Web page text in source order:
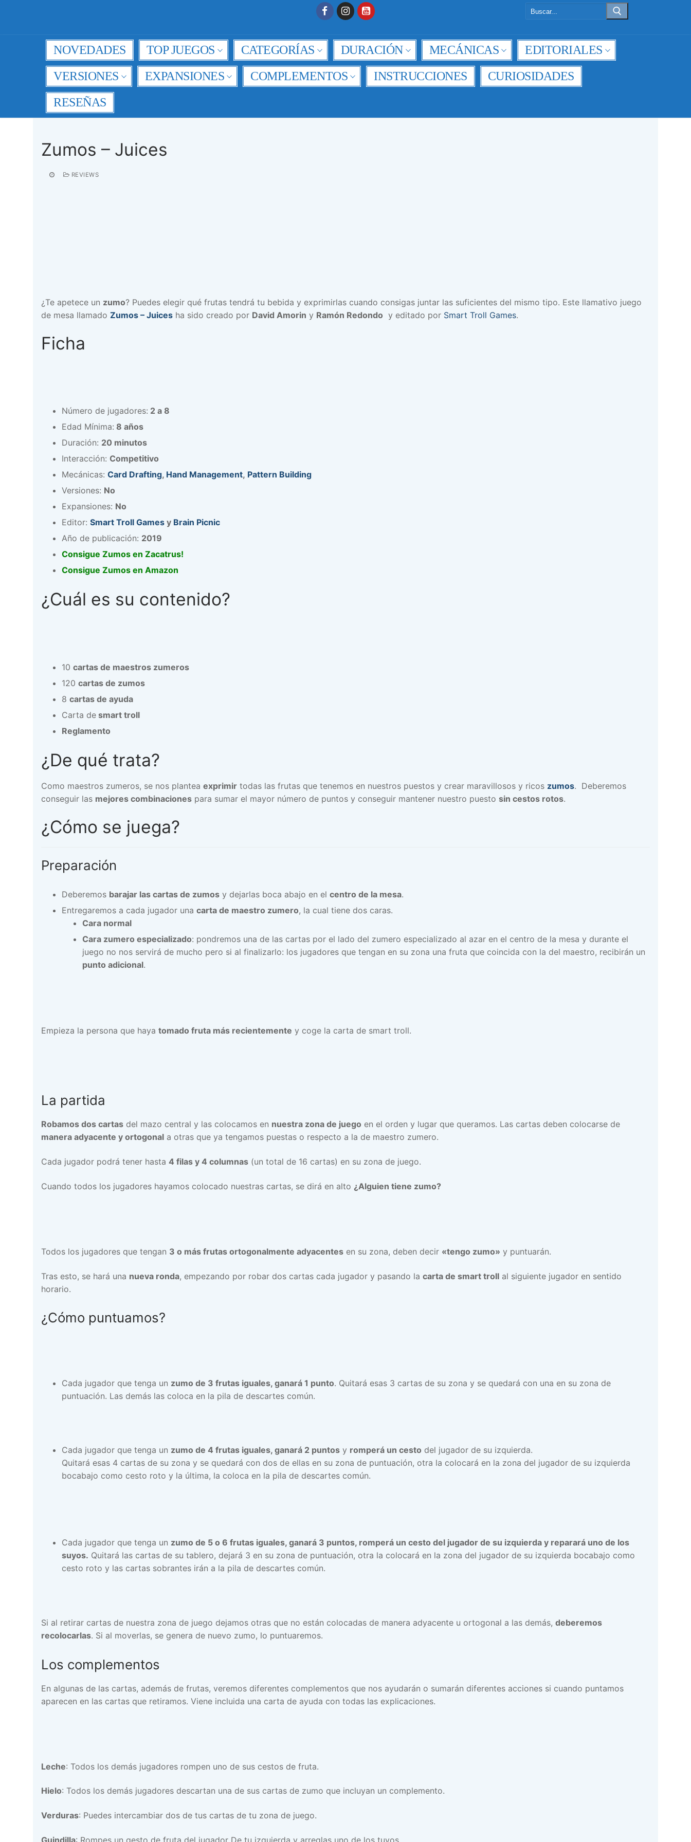
NOVEDADES TOP JUEGOS CATEGORÍAS DURACIÓN MECÁNICAS
EDITORIALES
VERSIONES
EXPANSIONES COMPLEMENTOS INSTRUCCIONES
CURIOSIDADES
RESEÑAS
Zumos – Juices
REVIEWS
¿Te apetece un zumo? Puedes elegir qué frutas tendrá tu bebida y exprimirlas cuando consigas juntar las suficientes del mismo tipo. Este llamativo juego
de mesa llamado Zumos – Juices ha sido creado por David Amorin y Ramón Redondo y editado por Smart Troll Games.
Ficha
Número de jugadores: 2 a 8
Edad Mínima: 8 años
Duración: 20 minutos
Interacción: Competitivo
Mecánicas: Card Drafting, Hand Management, Pattern Building
Versiones: No
Expansiones: No
Editor: Smart Troll Games y Brain Picnic
Año de publicación: 2019
Consigue Zumos en Zacatrus!
Consigue Zumos en Amazon
¿Cuál es su contenido?
10 cartas de maestros zumeros
120 cartas de zumos
8 cartas de ayuda
Carta de smart troll
Reglamento
¿De qué trata?
Como maestros zumeros, se nos plantea exprimir todas las frutas que tenemos en nuestros puestos y crear maravillosos y ricos zumos. Deberemos
conseguir las mejores combinaciones para sumar el mayor número de puntos y conseguir mantener nuestro puesto sin cestos rotos.
¿Cómo se juega?
Preparación
Deberemos barajar las cartas de zumos y dejarlas boca abajo en el centro de la mesa.
Entregaremos a cada jugador una carta de maestro zumero, la cual tiene dos caras.
Cara normal
Cara zumero especializado: pondremos una de las cartas por el lado del zumero especializado al azar en el centro de la mesa y durante el
juego no nos servirá de mucho pero si al finalizarlo: los jugadores que tengan en su zona una fruta que coincida con la del maestro, recibirán un
punto adicional.
Empieza la persona que haya tomado fruta más recientemente y coge la carta de smart troll.
La partida
Robamos dos cartas del mazo central y las colocamos en nuestra zona de juego en el orden y lugar que queramos. Las cartas deben colocarse de
manera adyacente y ortogonal a otras que ya tengamos puestas o respecto a la de maestro zumero.
Cada jugador podrá tener hasta 4 filas y 4 columnas (un total de 16 cartas) en su zona de juego.
Cuando todos los jugadores hayamos colocado nuestras cartas, se dirá en alto ¿Alguien tiene zumo?
Todos los jugadores que tengan 3 o más frutas ortogonalmente adyacentes en su zona, deben decir «tengo zumo» y puntuarán.
Tras esto, se hará una nueva ronda, empezando por robar dos cartas cada jugador y pasando la carta de smart troll al siguiente jugador en sentido
horario.
¿Cómo puntuamos?
Cada jugador que tenga un zumo de 3 frutas iguales, ganará 1 punto. Quitará esas 3 cartas de su zona y se quedará con una en su zona de
puntuación. Las demás las coloca en la pila de descartes común.
Cada jugador que tenga un zumo de 4 frutas iguales, ganará 2 puntos y romperá un cesto del jugador de su izquierda.
Quitará esas 4 cartas de su zona y se quedará con dos de ellas en su zona de puntuación, otra la colocará en la zona del jugador de su izquierda
bocabajo como cesto roto y la última, la coloca en la pila de descartes común.
Cada jugador que tenga un zumo de 5 o 6 frutas iguales, ganará 3 puntos, romperá un cesto del jugador de su izquierda y reparará uno de los
suyos. Quitará las cartas de su tablero, dejará 3 en su zona de puntuación, otra la colocará en la zona del jugador de su izquierda bocabajo como
cesto roto y las cartas sobrantes irán a la pila de descartes común.
Si al retirar cartas de nuestra zona de juego dejamos otras que no están colocadas de manera adyacente u ortogonal a las demás, deberemos
recolocarlas. Si al moverlas, se genera de nuevo zumo, lo puntuaremos.
Los complementos
En algunas de las cartas, además de frutas, veremos diferentes complementos que nos ayudarán o sumarán diferentes acciones si cuando puntamos
aparecen en las cartas que retiramos. Viene incluida una carta de ayuda con todas las explicaciones.
Leche: Todos los demás jugadores rompen uno de sus cestos de fruta.
Hielo: Todos los demás jugadores descartan una de sus cartas de zumo que incluyan un complemento.
Verduras: Puedes intercambiar dos de tus cartas de tu zona de juego.
Guindilla: Rompes un gesto de fruta del jugador De tu izquierda y arreglas uno de los tuyos.